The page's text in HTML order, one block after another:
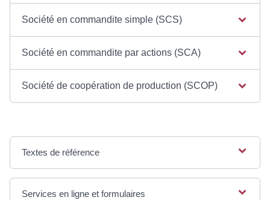
Société en commandite simple (SCS)
Société en commandite par actions (SCA)
Société de coopération de production (SCOP)
Textes de référence
Services en ligne et formulaires